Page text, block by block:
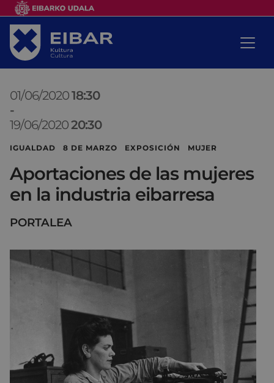
01/06/202018:30
-
19/06/202020:30
IGUALDAD 8 DE MARZO EXPOSICIÓN MUJER
Aportaciones de las mujeres
en la industria eibarresa
PORTALEA